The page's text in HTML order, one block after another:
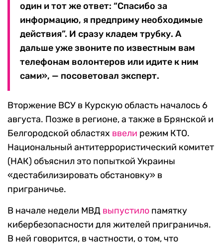
один и тот же ответ: “Спасибо за
информацию, я предприму необходимые
действия”. И сразу кладем трубку. А
дальше уже звоните по известным вам
телефонам волонтеров или идите к ним
сами», — посоветовал эксперт.
Вторжение ВСУ в Курскую область началось 6
августа. Позже в регионе, а также в Брянской и
Белгородской областях ввели режим КТО.
Национальный антитеррористический комитет
(НАК) объяснил это попыткой Украины
«дестабилизировать обстановку» в
приграничье.
В начале недели МВД выпустило памятку
кибербезопасности для жителей приграничья.
В ней говорится, в частности, о том, что